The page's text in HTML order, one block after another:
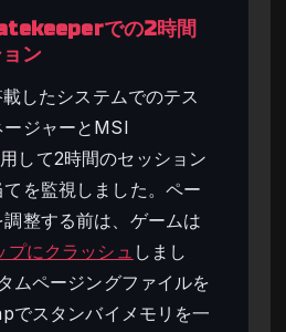
での2時間
ン
したシステムでのテス
ージャーとMSI
して2時間のセッション
を監視しました。ペー
整する前は、ゲームは
プにクラッシュ しまし
ムページングファイルを
でスタンバイメモリを一